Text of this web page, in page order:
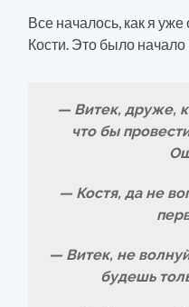
Все началось, как я уже
Кости. Это было
— Витек, друже,
что бы
— Костя, да не
— Витек, не
будешь